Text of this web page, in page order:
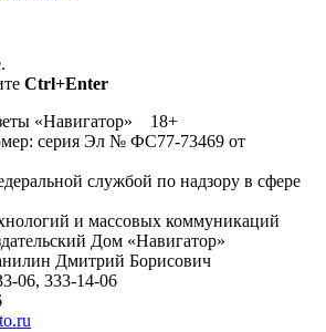
Ctrl+Enter
«Навигатор» 18+
серия Эл № ФС77-73469 от
службой по надзору в сфере
и массовых коммуникаций
Дом «Навигатор»
Дмитрий Борисович
06, 333-14-06